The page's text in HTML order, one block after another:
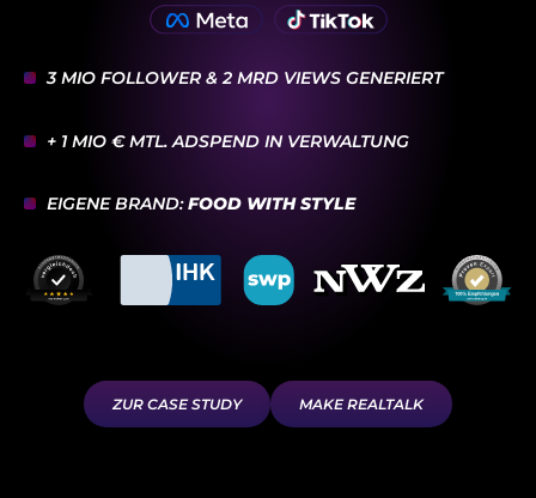
EIGENE BRAND: FOOD WITH STYLE
+ 1 MIO € MTL. ADSPEND IN VERWALTUNG
3 MIO FOLLOWER & 2 MRD VIEWS GENERIERT
ZUR CASE STUDY MAKE REALTALK